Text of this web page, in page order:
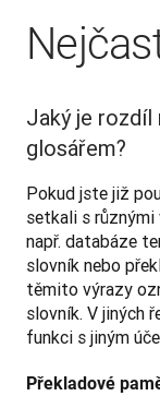
Jaký je
glosářem?
Pokud jste již
setkali s různými
např. databáze
slovník nebo
těmito výrazy
slovník. V jiných
funkci s jiným
Překladové